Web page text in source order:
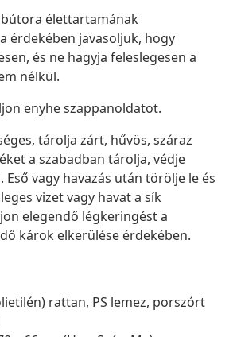
élettartamának
érdekében javasoljuk, hogy
és ne hagyja feleslegesen a
nélkül.
enyhe szappanoldatot.
tárolja zárt, hűvös, száraz
a szabadban tárolja, védje
vagy havazás után törölje le és
vizet vagy havat a sík
elegendő légkeringést a
károk elkerülése érdekében.
rattan, PS lemez, porszórt